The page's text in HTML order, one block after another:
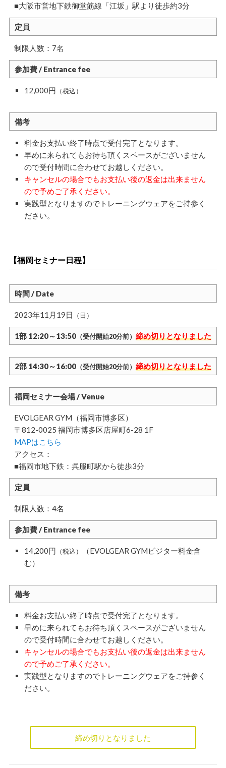
■大阪市営地下鉄御堂筋線「江坂」駅より徒歩約3分
定員
制限人数：7名
参加費 / Entrance fee
12,000円 （税込）
備考
料金お支払い終了時点で受付完了となります。
早めに来られてもお待ち頂くスペースがございません
ので受付時間に合わせてお越しください。
キャンセルの場合でもお支払い後の返金は出来ません
ので予めご了承ください。
実践型となりますのでトレーニングウェアをご持参く
ださい。
【福岡セミナー日程】
時間 / Date
2023年11月19日 （日）
1部 12:20～13:50（受付開始20分前） 締め切りとなりました
2部 14:30～16:00（受付開始20分前） 締め切りとなりました
福岡セミナー会場 / Venue
EVOLGEAR GYM（福岡市博多区）
〒812-0025 福岡市博多区店屋町6-28 1F
MAPはこちら
アクセス：
■福岡市地下鉄：呉服町駅から徒歩3分
定員
制限人数：4名
参加費 / Entrance fee
14,200円 （税込）
（EVOLGEAR GYMビジター料金含
む）
備考
料金お支払い終了時点で受付完了となります。
早めに来られてもお待ち頂くスペースがございません
ので受付時間に合わせてお越しください。
キャンセルの場合でもお支払い後の返金は出来ません
ので予めご了承ください。
実践型となりますのでトレーニングウェアをご持参く
ださい。
締め切りとなりました